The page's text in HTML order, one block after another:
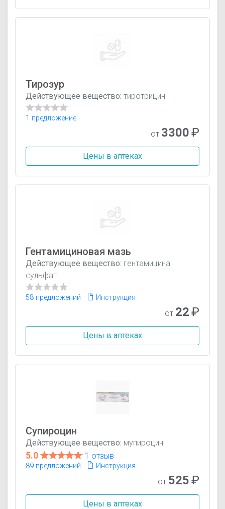
Тирозур
Действующее вещество: тиротрицин
1 предложение
от 3300₽
Цены в аптеках
Гентамициновая мазь
Действующее вещество: гентамицина
сульфат
58 предложений Инструкция
от 22₽
Цены в аптеках
Супироцин
Действующее вещество: мупироцин
5.0 1 отзыв
89 предложений Инструкция
от 525₽
Цены в аптеках